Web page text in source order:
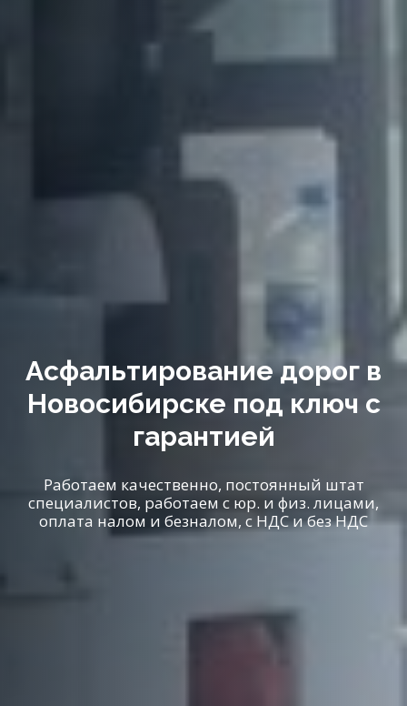
Асфальтирование дорог в
Новосибирске под ключ с
гарантией
Работаем качественно, постоянный штат
специалистов, работаем с юр. и физ. лицами,
оплата налом и безналом, с НДС и без НДС